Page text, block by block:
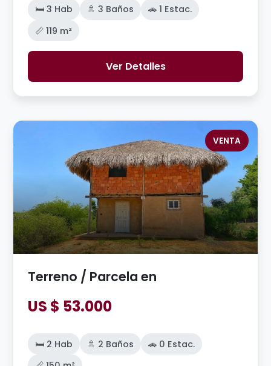
🛏️ 3 Hab 🚿 3 Baños
🚗 1 Estac.
📏 119 m²
Ver Detalles
VENTA
Terreno / Parcela en
US $ 53.000
🛏️ 2 Hab 🚿 2 Baños
🚗 0 Estac.